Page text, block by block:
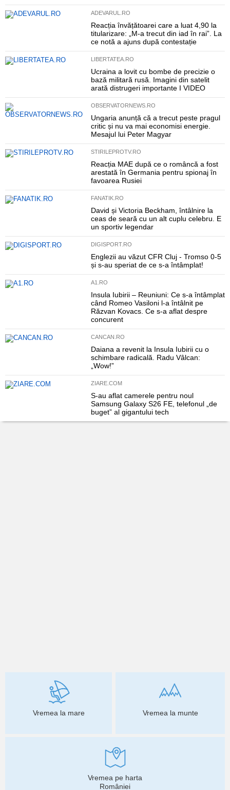
ADEVARUL.RO
Reacția învățătoarei care a luat 4,90 la
titularizare: „M-a trecut din iad în rai”. La
ce notă a ajuns după contestație
LIBERTATEA.RO
Ucraina a lovit cu bombe de precizie o
bază militară rusă. Imagini din satelit
arată distrugeri importante I VIDEO
OBSERVATORNEWS.RO
Ungaria anunță că a trecut peste pragul
critic și nu va mai economisi energie.
Mesajul lui Peter Magyar
STIRILEPROTV.RO
Reacția MAE după ce o româncă a fost
arestată în Germania pentru spionaj în
favoarea Rusiei
FANATIK.RO
David și Victoria Beckham, întâlnire la
ceas de seară cu un alt cuplu celebru. E
un sportiv legendar
DIGISPORT.RO
Englezii au văzut CFR Cluj - Tromso 0-5
și s-au speriat de ce s-a întâmplat!
A1.RO
Insula Iubirii – Reuniuni: Ce s-a întâmplat
când Romeo Vasiloni l-a întâlnit pe
Răzvan Kovacs. Ce s-a aflat despre
concurent
CANCAN.RO
Daiana a revenit la Insula Iubirii cu o
schimbare radicală. Radu Vâlcan:
„Wow!”
ZIARE.COM
S-au aflat camerele pentru noul
Samsung Galaxy S26 FE, telefonul „de
buget” al gigantului tech
Vremea la mare Vremea la munte
Vremea pe harta
României